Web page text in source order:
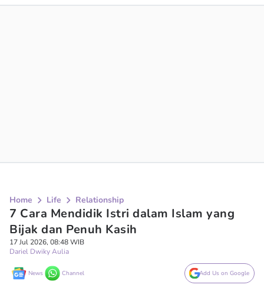
Home Life Relationship
7 Cara Mendidik Istri dalam Islam yang
Bijak dan Penuh Kasih
17 Jul 2026, 08:48 WIB
Dariel Dwiky Aulia
News Channel Add Us on Google